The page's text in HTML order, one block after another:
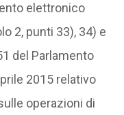
elettronico
2, punti 33), 34) e
del Parlamento
2015 relativo
operazioni di